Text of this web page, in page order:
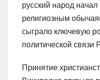
русский народ
религиозным
сыграло ключевую
политической связи
Принятие